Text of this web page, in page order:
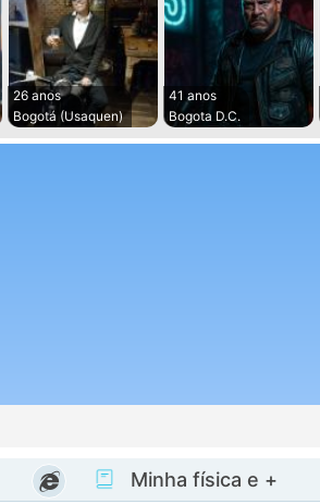
26 anos
Bogotá (Usaquen)
41 anos
Bogota D.C.
Minha física e +